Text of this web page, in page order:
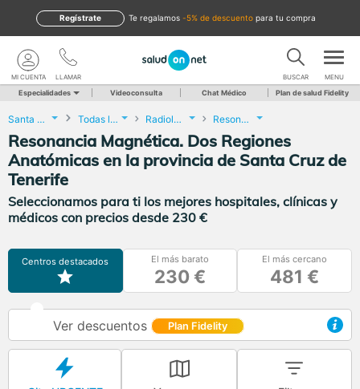
te regalamos -5% de descuento para tu compra
Regístrate
LLAMAR
MI CUENTA BUSCAR MENU
Especialidades Videoconsulta Chat Médico Plan de salud Fidelity
Santa Cruz de Tenerife Todas las localidades Radiología Resonancia Magnética. Dos Regiones Anatómicas
Resonancia Magnética. Dos Regiones
Anatómicas en la provincia de Santa Cruz de
Tenerife
Seleccionamos para ti los mejores hospitales, clínicas y
médicos con precios desde 230 €
Centros destacados El más barato
230 €
El más cercano
481 €
Ver descuentos Plan Fidelity